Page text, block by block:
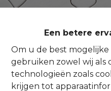
Een betere
Om u de best
gebruiken zowel wij als
technologieën zoals
krijgen tot
Oeps,
bestaat